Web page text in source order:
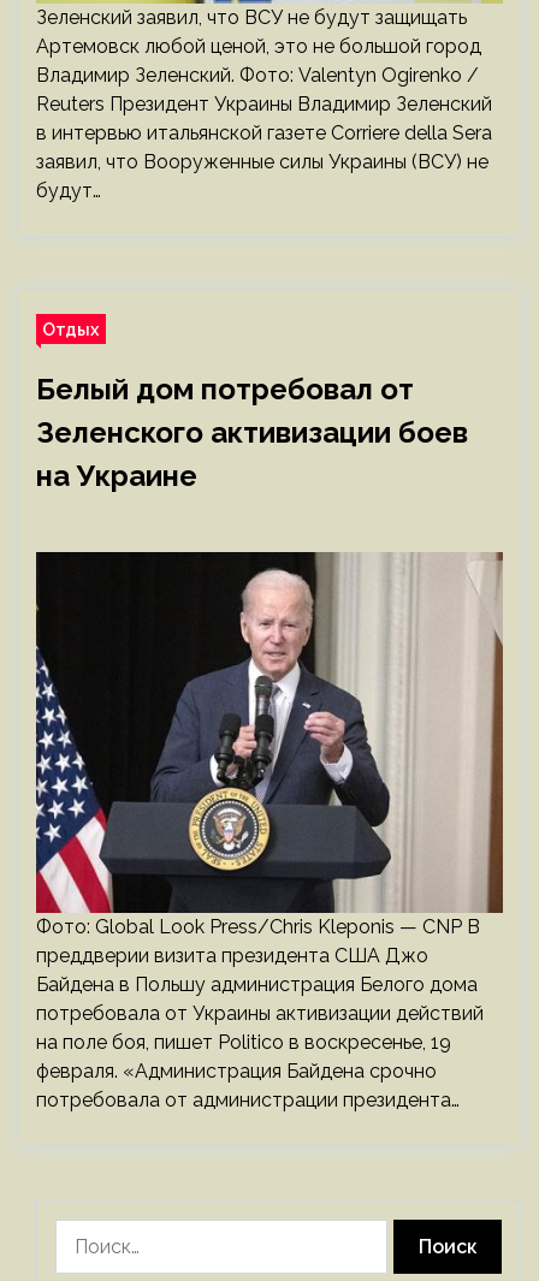
Зеленский заявил, что ВСУ не будут защищать
Артемовск любой ценой, это не большой город
Владимир Зеленский. Фото: Valentyn Ogirenko /
Reuters Президент Украины Владимир Зеленский
в интервью итальянской газете Corriere della Sera
заявил, что Вооруженные силы Украины (ВСУ) не
будут…
Отдых
Белый дом потребовал от
Зеленского активизации боев
на Украине
Фото: Global Look Press/Chris Kleponis — CNP В
преддверии визита президента США Джо
Байдена в Польшу администрация Белого дома
потребовала от Украины активизации действий
на поле боя, пишет Politico в воскресенье, 19
февраля. «Администрация Байдена срочно
потребовала от администрации президента…